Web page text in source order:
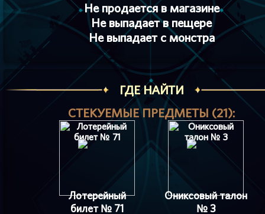
Не продается в магазине
Не выпадает в пещере
Не выпадает с монстра
ГДЕ НАЙТИ
СТЕКУЕМЫЕ ПРЕДМЕТЫ (21):
Лотерейный
билет № 71
Ониксовый талон
№ 3